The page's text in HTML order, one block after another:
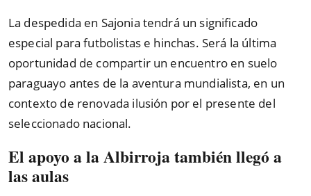
La despedida en Sajonia tendrá un significado
especial para futbolistas e hinchas. Será la última
oportunidad de compartir un encuentro en suelo
paraguayo antes de la aventura mundialista, en un
contexto de renovada ilusión por el presente del
seleccionado nacional.
El apoyo a la Albirroja también llegó a
las aulas